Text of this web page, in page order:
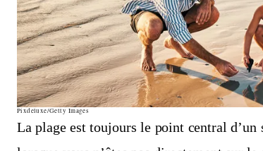
Pixdeluxe/Getty Images
La plage est toujours le point central d’un